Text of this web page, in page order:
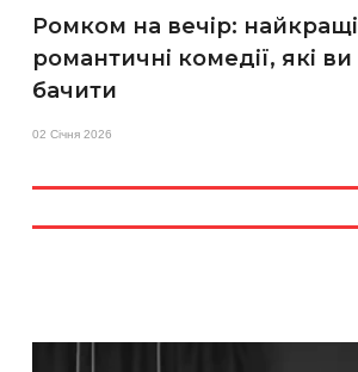
Ромком на вечір: найкращі
романтичні комедії, які
бачити
02 Січня 2026